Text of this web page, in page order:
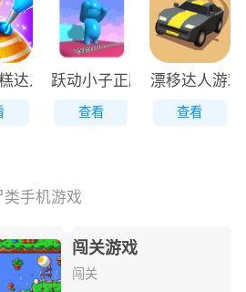
达人原版跃动小子正版
查看
漂移达人游
查看
类手机游戏
闯关游戏
闯关